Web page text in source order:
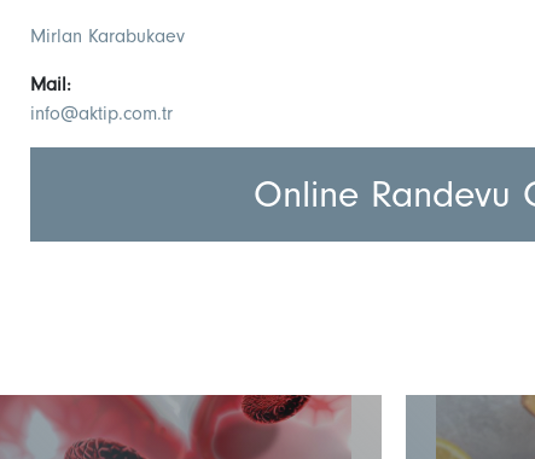
Mirlan Karabukaev
Mail:
info@aktip.com.tr
Online Randevu